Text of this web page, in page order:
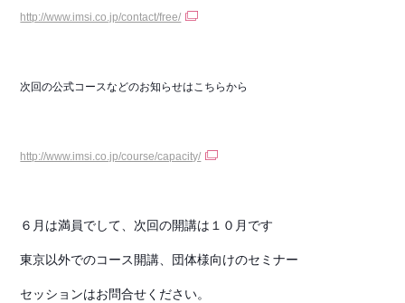
http://www.imsi.co.jp/contact/free/
次回の公式コースなどのお知らせはこちらから
http://www.imsi.co.jp/course/capacity/
６月は満員でして、次回の開講は１０月です
東京以外でのコース開講、団体様向けのセミナー
セッションはお問合せください。